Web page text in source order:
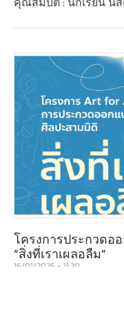
โครงการประกวดอ
“สิ่งที่เราเผลอลืม”
16/01/2026 11:20